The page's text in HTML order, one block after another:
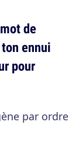
de
ennui
pour
par ordre